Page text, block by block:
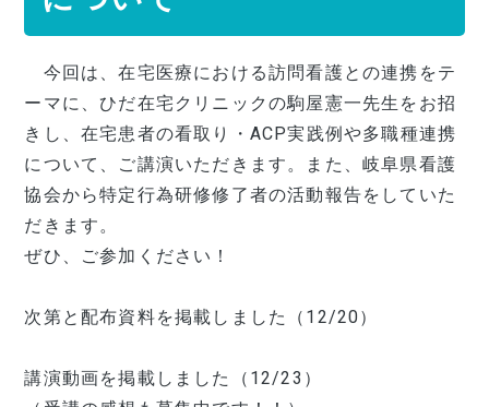
今回は、在宅医療における訪問看護との連携をテ
ーマに、ひだ在宅クリニックの駒屋憲一先生をお招
きし、在宅患者の看取り・ACP実践例や多職種連携
について、ご講演いただきます。また、岐阜県看護
協会から特定行為研修修了者の活動報告をしていた
だきます。
ぜひ、ご参加ください！
次第と配布資料を掲載しました（12/20）
講演動画を掲載しました（12/23）